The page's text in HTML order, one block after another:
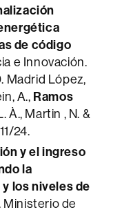
de código
e Innovación.
Madrid López,
A., Ramos
À., Martin , N. &
24.
y el ingreso
la
los niveles de
Ministerio de